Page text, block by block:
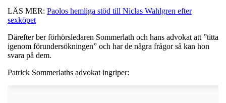
LÄS MER: Paolos hemliga stöd till Niclas Wahlgren efter
sexköpet
Därefter ber förhörsledaren Sommerlath och hans advokat att ”titta
igenom förundersökningen” och har de några frågor så kan hon
svara på dem.
Patrick Sommerlaths advokat ingriper: